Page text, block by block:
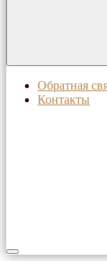
Обратная
Контакты